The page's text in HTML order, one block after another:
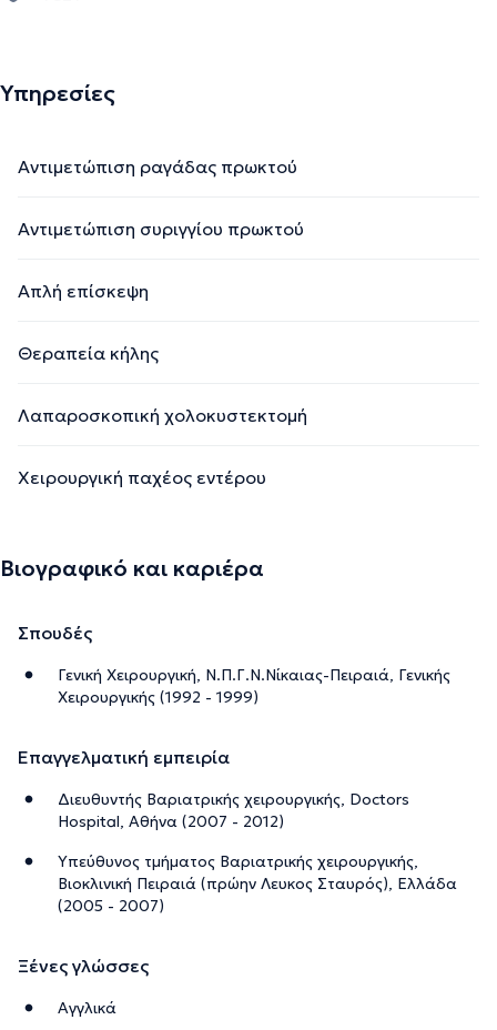
Υπηρεσίες
Αντιμετώπιση ραγάδας πρωκτού
Αντιμετώπιση συριγγίου πρωκτού
Απλή επίσκεψη
Θεραπεία κήλης
Λαπαροσκοπική χολοκυστεκτομή
Χειρουργική παχέος εντέρου
Βιογραφικό και καριέρα
Σπουδές
Γενική Χειρουργική, Ν.Π.Γ.Ν.Νίκαιας-Πειραιά, Γενικής
Χειρουργικής (1992 - 1999)
Επαγγελματική εμπειρία
Διευθυντής Βαριατρικής χειρουργικής, Doctors
Hospital, Αθήνα (2007 - 2012)
Υπεύθυνος τμήματος Βαριατρικής χειρουργικής,
Βιοκλινική Πειραιά (πρώην Λευκος Σταυρός), Ελλάδα
(2005 - 2007)
Ξένες γλώσσες
Αγγλικά